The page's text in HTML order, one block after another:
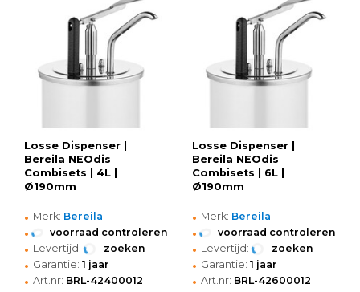
Losse Dispenser |
Bereila NEOdis
Combisets | 4L |
Ø190mm
• Merk: Bereila
• voorraad controleren
• Levertijd: zoeken
• Garantie: 1 jaar
• Art.nr: BRL-42400012
Losse Dispenser |
Bereila NEOdis
Combisets | 6L |
Ø190mm
• Merk: Bereila
• voorraad controleren
• Levertijd: zoeken
• Garantie: 1 jaar
• Art.nr: BRL-42600012